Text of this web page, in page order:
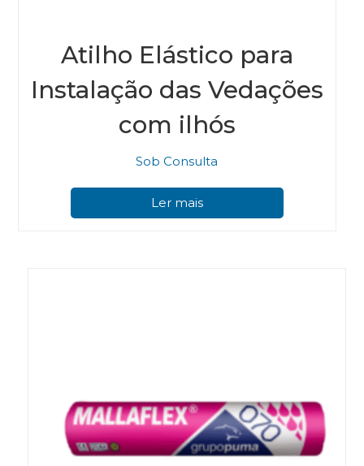
Atilho Elástico para
Instalação das Vedações
com ilhós
Sob Consulta
Ler mais